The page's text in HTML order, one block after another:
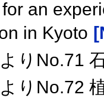
an
in Kyoto
りNo.71
りNo.72